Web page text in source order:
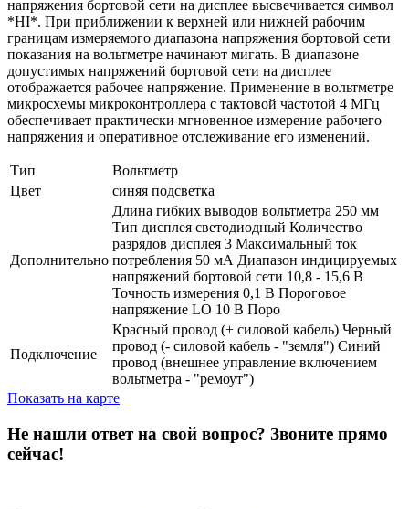
напряжения бортовой сети на дисплее высвечивается символ
*HI*. При приближении к верхней или нижней рабочим
границам измеряемого диапазона напряжения бортовой сети
показания на вольтметре начинают мигать. В диапазоне
допустимых напряжений бортовой сети на дисплее
отображается рабочее напряжение. Применение в вольтметре
микросхемы микроконтроллера с тактовой частотой 4 МГц
обеспечивает практически мгновенное измерение рабочего
напряжения и оперативное отслеживание его изменений.
Тип
Вольтметр
Цвет
синяя подсветка
Дополнительно
Длина гибких выводов вольтметра 250 мм
Тип дисплея светодиодный Количество
разрядов дисплея 3 Максимальный ток
потребления 50 мА Диапазон индицируемых
напряжений бортовой сети 10,8 - 15,6 В
Точность измерения 0,1 В Пороговое
напряжение LO 10 В Поро
Подключение
Красный провод (+ силовой кабель) Черный
провод (- силовой кабель - "земля") Синий
провод (внешнее управление включением
вольтметра - "ремоут")
Показать на карте
Не нашли ответ на свой вопрос? Звоните прямо
сейчас!